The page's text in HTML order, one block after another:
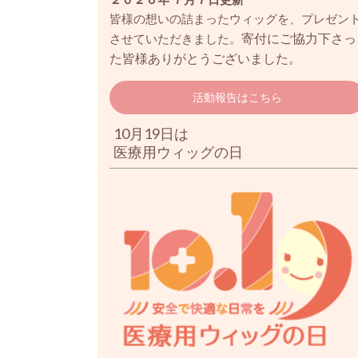
皆様の想いの詰まったウィッグを、プレゼン
させていただきました。 寄付にご協力下さっ
た皆様ありがとうございました。
活動報告はこちら
10月19日は
医療用ウィッグの日